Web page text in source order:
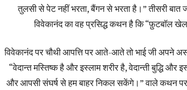
तुलसी से पेट नहीं भरता, बैंगन से भरता है।” तीसरी बात
विवेकानंद का वह प्रसिद्ध कथन है कि “फ़ुटबॉल
विवेकानंद पर चौथी आपत्ति पर आते-आते तो भाई जी अपने
“वेदान्त मस्तिष्क है और इस्लाम शरीर है, वेदान्ती बुद्धि और
और आपसी संघर्ष से हम बाहर निकल सकेंगे।” वाले कथन